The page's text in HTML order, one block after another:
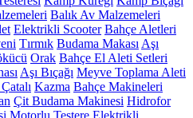
Balık Av Malzemeleri
Elektrikli Scooter Bahçe Aletleri
Tırmık Budama Makası Aşı
Orak Bahçe El Aleti Setleri
Aşı Bıçağı Meyve Toplama Aleti
Kazma Bahçe Makineleri
Çit Budama Makinesi Hidrofor
Motorlu Testere Elektrikli